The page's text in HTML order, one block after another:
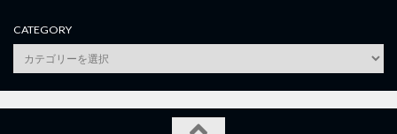
CATEGORY
category